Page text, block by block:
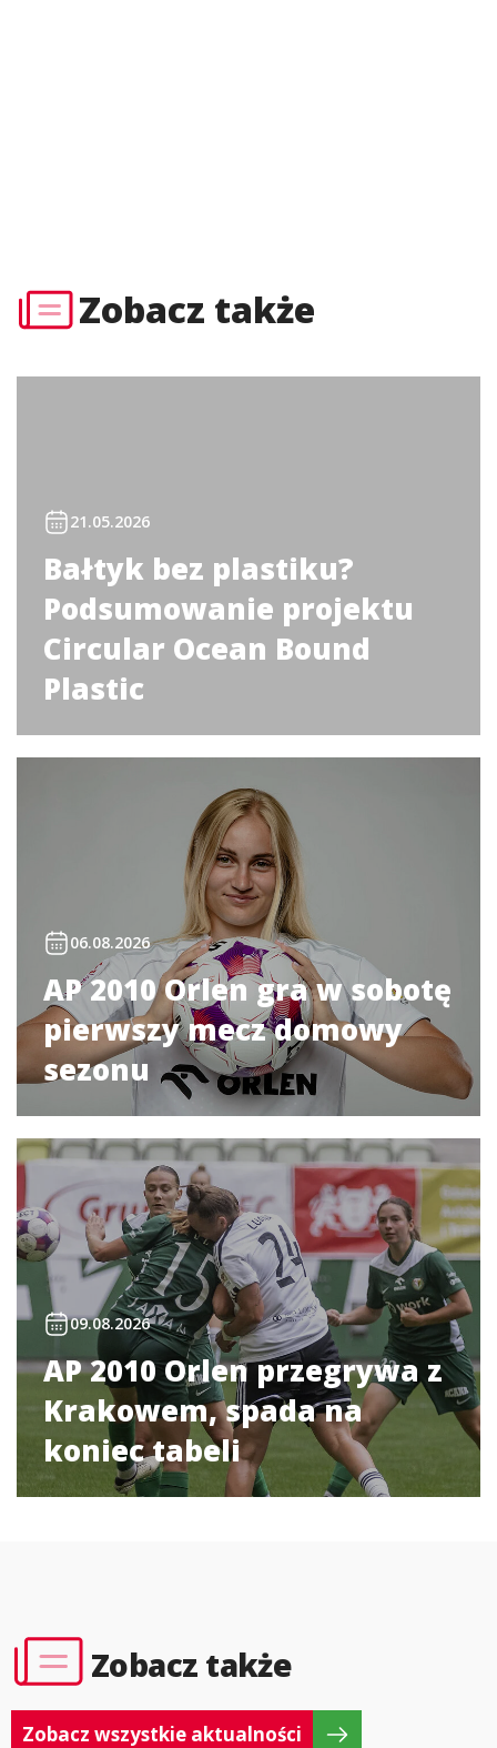
Zobacz także
21.05.2026
Bałtyk bez plastiku?
Podsumowanie projektu
Circular Ocean Bound
Plastic
06.08.2026
AP 2010 Orlen gra w sobotę
pierwszy mecz domowy
sezonu
09.08.2026
AP 2010 Orlen przegrywa z
Krakowem, spada na
koniec tabeli
Zobacz także
Zobacz wszystkie aktualności